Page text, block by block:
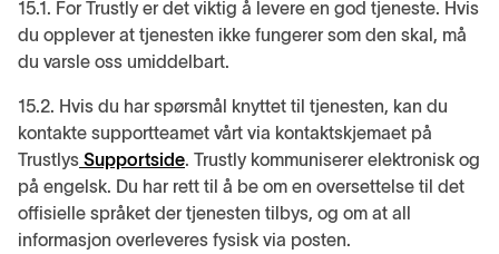
15.1. For Trustly er det viktig å levere en god tjeneste. Hvis
du opplever at tjenesten ikke fungerer som den skal, må
du varsle oss umiddelbart.
15.2. Hvis du har spørsmål knyttet til tjenesten, kan du
kontakte supportteamet vårt via kontaktskjemaet på
Trustlys Supportside. Trustly kommuniserer elektronisk og
på engelsk. Du har rett til å be om en oversettelse til det
offisielle språket der tjenesten tilbys, og om at all
informasjon overleveres fysisk via posten.